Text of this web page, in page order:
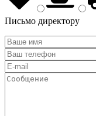
Письмо директору